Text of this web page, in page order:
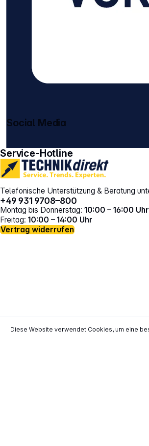
Service-Hotline
Telefonische Unterstützung & Beratung
+49 931 9708–800
Montag bis Donnerstag: 10:00 – 16:00 Uhr
Freitag: 10:00 – 14:00 Uhr
Vertrag widerrufen
Social Media
*Alle Preise inkl. gesetzl.
Diese Website verwendet Cookies, um eine